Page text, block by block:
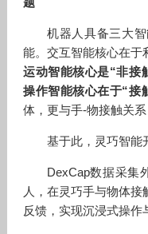
机器人具备三大
能。交互智能核心在于
运动智能核心是“非接
操作智能核心在于“接
体，更与手-物接触关系
基于此，灵巧智能
DexCap数据采集
人，在灵巧手与物体
反馈，实现沉浸式操作